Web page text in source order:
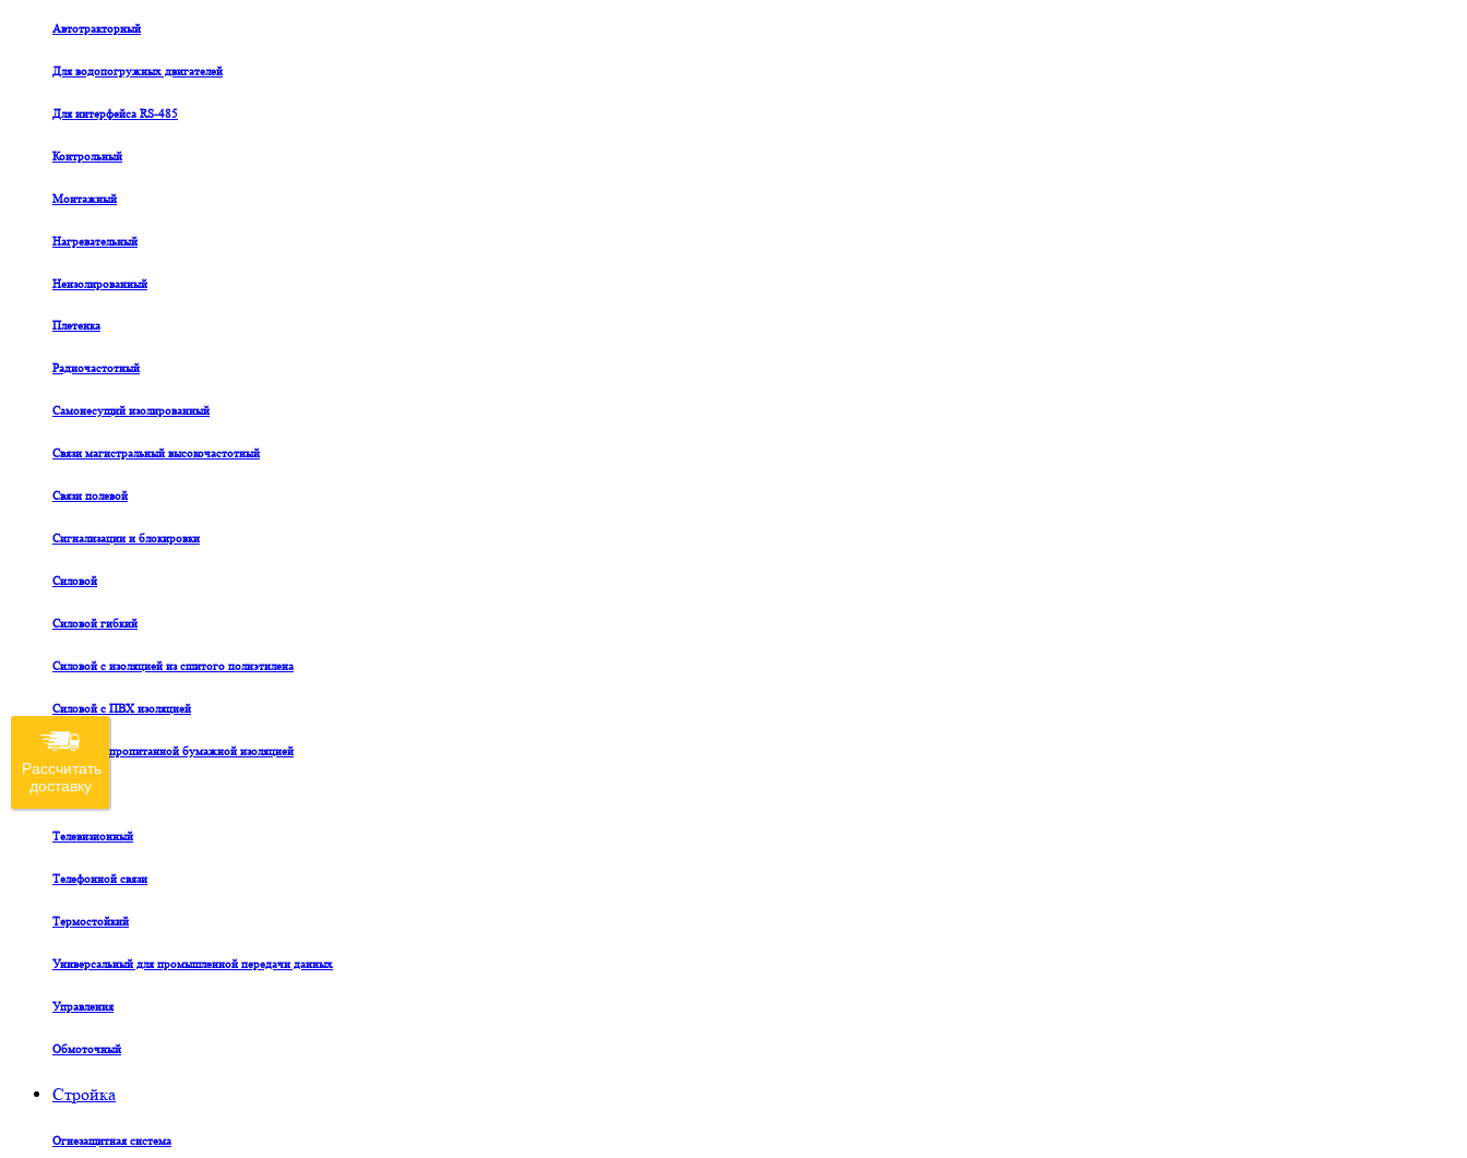
Автотракторный
Для водопогружных двигателей
Для интерфейса RS-485
Контрольный
Монтажный
Нагревательный
Неизолированный
Плетенка
Радиочастотный
Самонесущий изолированный
Связи магистральный высокочастотный
Связи полевой
Сигнализации и блокировки
Силовой
Силовой гибкий
Силовой с изоляцией из сшитого полиэтилена
Силовой с ПВХ изоляцией
Силовой с пропитанной бумажной изоляцией
Судовой
Телевизионный
Телефонной связи
Термостойкий
Универсальный для промышленной передачи данных
Управления
Обмоточный
Стройка
Огнезащитная система
Рассчитать
доставку